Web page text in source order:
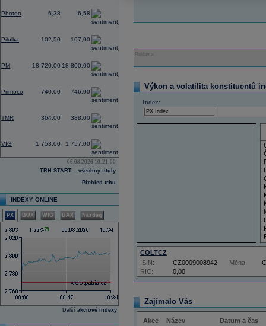
Photon 6,38 6,58
Pilulka 102,50 107,00
PM 18 720,00 18 800,00
Primoco 740,00 746,00
2,19
TMR 364,00 388,00
VIG 1 753,00 1 757,00
06.08.2026 10:21:00
TRH START – všechny tituly
Přehled trhu
INDEXY ONLINE
PX BUX WIG DAX Nasdaq
Další akciové indexy
Reklama
Výkon a volatilita konstituentů
Index:
COLTCZ
RIC: 0,00
ISIN: CZ0009008942 Měna:
Zajímalo Vás
Akce Název Datum a čas